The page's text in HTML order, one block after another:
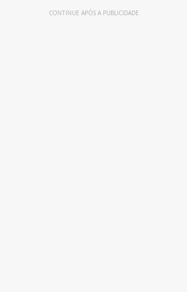
CONTINUE APÓS A PUBLICIDADE